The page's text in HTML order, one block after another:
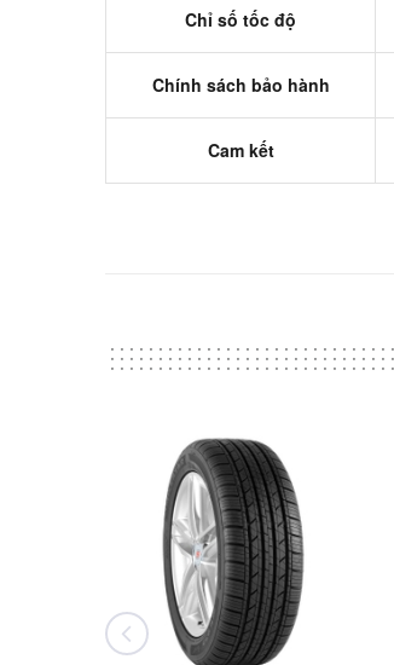
Chỉ số tốc độ
Chính sách bảo hành
Cam kết